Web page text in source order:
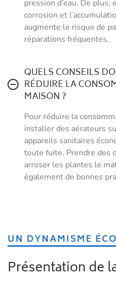
pression d’eau. De
corrosion et
augmente le risque de
réparations fréquentes.
QUELS CONSEILS
RÉDUIRE LA
MAISON ?
Pour réduire la
installer des aérateurs
appareils sanitaires
toute fuite. Prendre des
arroser les plantes le
également de bonnes
UN DYNAMISME
Présentation de